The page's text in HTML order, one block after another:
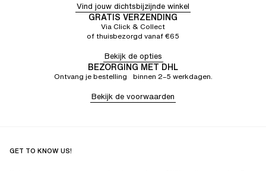
Vind jouw dichtsbijzijnde winkel
GRATIS VERZENDING
Via Click & Collect
of thuisbezorgd vanaf €65
Bekijk de opties
BEZORGING MET DHL
Ontvang je bestelling binnen 2–5 werkdagen.
Bekijk de voorwaarden
GET TO KNOW US!